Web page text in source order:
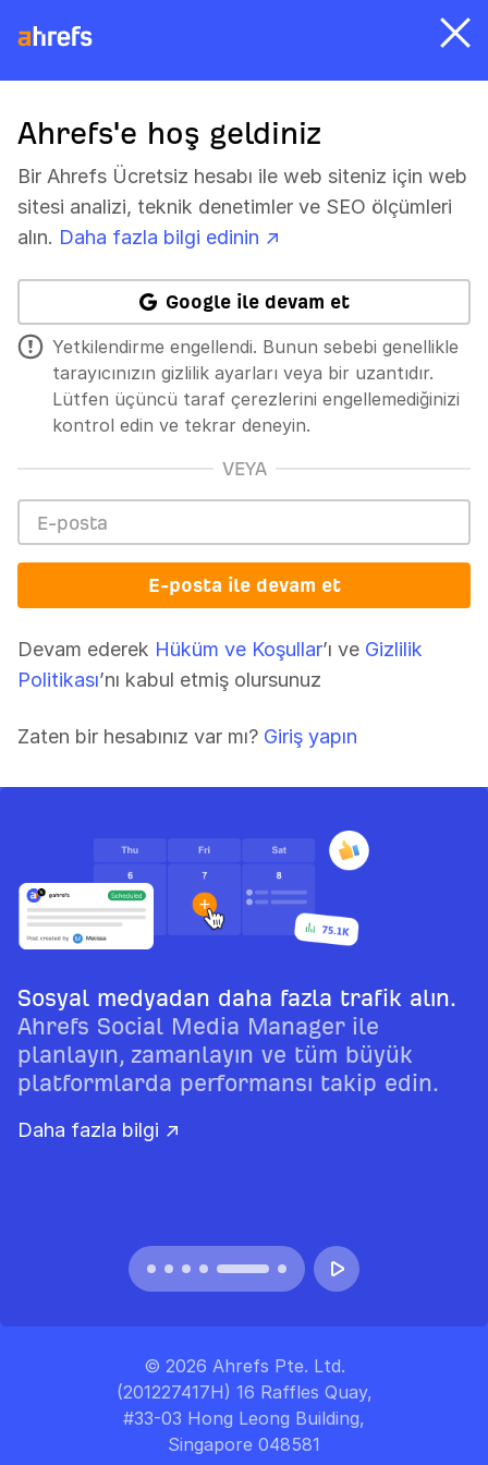
Ahrefs'e hoş geldiniz
Bir Ahrefs Ücretsiz hesabı ile web siteniz için web
sitesi analizi, teknik denetimler ve SEO ölçümleri
alın. Daha fazla bilgi edinin ↗
Google ile devam et
Yetkilendirme engellendi. Bunun sebebi genellikle
tarayıcınızın gizlilik ayarları veya bir uzantıdır.
Lütfen üçüncü taraf çerezlerini engellemediğinizi
kontrol edin ve tekrar deneyin.
VEYA
E-posta ile devam et
Devam ederek Hüküm ve Koşullar’ı ve Gizlilik
Politikası’nı kabul etmiş olursunuz
Zaten bir hesabınız var mı? Giriş yapın
Sosyal medyadan daha fazla trafik alın.
Ahrefs Social Media Manager ile
planlayın, zamanlayın ve tüm büyük
platformlarda performansı takip edin.
Daha fazla bilgi ↗
© 2026 Ahrefs Pte. Ltd.
(201227417H) 16 Raffles Quay,
#33-03 Hong Leong Building,
Singapore 048581